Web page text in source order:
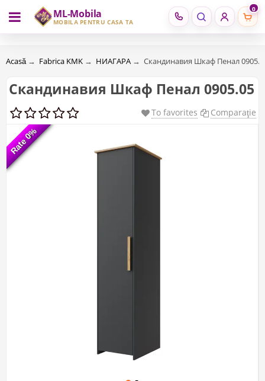
ML-Mobila
MOBILĂ PENTRU CASA TA
0
RU RO
Acasă → Fabrica KMK → НИАГАРА → Скандинавия Шкаф Пенал
Скандинавия Шкаф Пенал 0905.05
To favorites Comparaţie
Rate 0%
Rate 0%